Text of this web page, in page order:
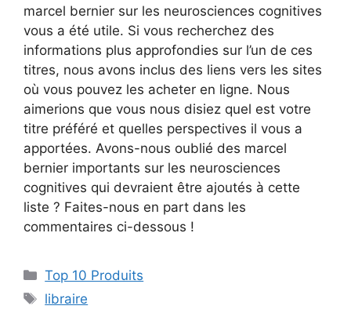
marcel bernier sur les neurosciences cognitives
vous a été utile. Si vous recherchez des
informations plus approfondies sur l’un de ces
titres, nous avons inclus des liens vers les sites
où vous pouvez les acheter en ligne. Nous
aimerions que vous nous disiez quel est votre
titre préféré et quelles perspectives il vous a
apportées. Avons-nous oublié des marcel
bernier importants sur les neurosciences
cognitives qui devraient être ajoutés à cette
liste ? Faites-nous en part dans les
commentaires ci-dessous !
Top 10 Produits
libraire